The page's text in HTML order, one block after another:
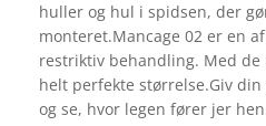
huller og hul i spidsen, der
monteret.Mancage 02 er en
restriktiv behandling. Med
helt perfekte størrelse.Giv
og se, hvor legen fører jer